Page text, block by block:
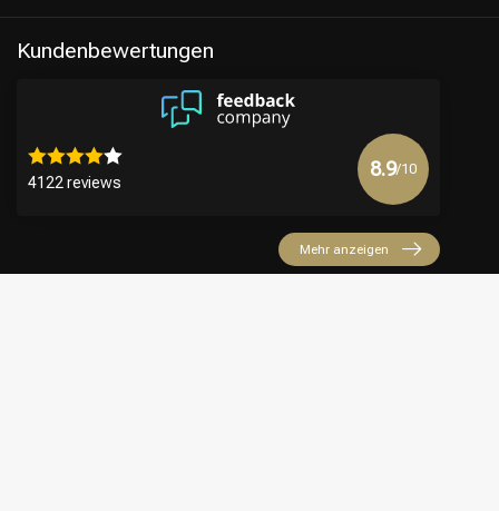
Kundenbewertungen
4122 reviews
8.9/10
Mehr anzeigen